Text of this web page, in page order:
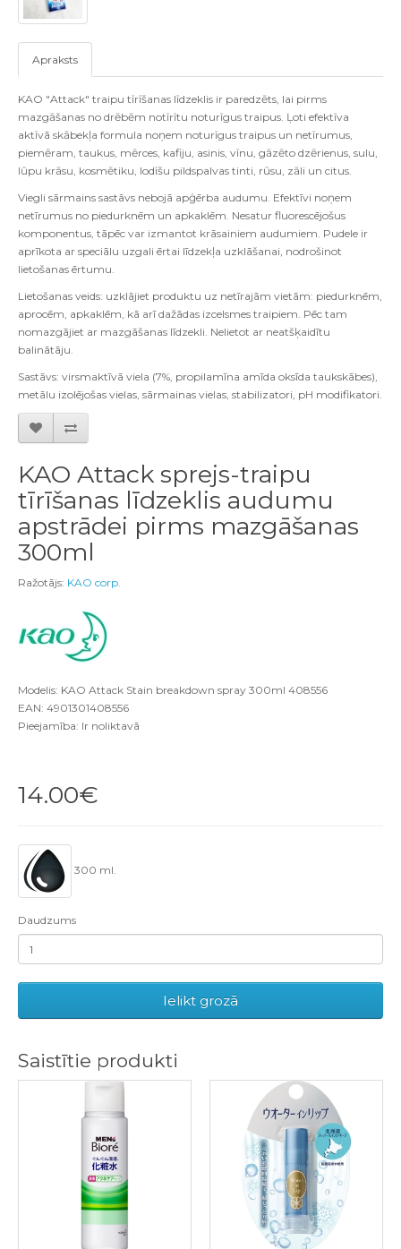
Apraksts
KAO "Attack" traipu tīrīšanas līdzeklis ir paredzēts, lai pirms
mazgāšanas no drēbēm notīrītu noturīgus traipus. Ļoti efektīva
aktīvā skābekļa formula noņem noturīgus traipus un netīrumus,
piemēram, taukus, mērces, kafiju, asinis, vīnu, gāzēto dzērienus, sulu,
lūpu krāsu, kosmētiku, lodīšu pildspalvas tinti, rūsu, zāli un citus.
Viegli sārmains sastāvs nebojā apģērba audumu. Efektīvi noņem
netīrumus no piedurknēm un apkaklēm. Nesatur fluorescējošus
komponentus, tāpēc var izmantot krāsainiem audumiem. Pudele ir
aprīkota ar speciālu uzgali ērtai līdzekļa uzklāšanai, nodrošinot
lietošanas ērtumu.
Lietošanas veids: uzklājiet produktu uz netīrajām vietām: piedurknēm,
aprocēm, apkaklēm, kā arī dažādas izcelsmes traipiem. Pēc tam
nomazgājiet ar mazgāšanas līdzekli. Nelietot ar neatšķaidītu
balinātāju.
Sastāvs: virsmaktīvā viela (7%, propilamīna amīda oksīda taukskābes),
metālu izolējošas vielas, sārmainas vielas, stabilizatori, pH modifikatori.
KAO Attack sprejs-traipu
tīrīšanas līdzeklis audumu
apstrādei pirms mazgāšanas
300ml
Ražotājs: KAO corp.
Modelis: KAO Attack Stain breakdown spray 300ml 408556
EAN: 4901301408556
Pieejamība: Ir noliktavā
14.00€
300 ml.
Daudzums
Ielikt grozā
Saistītie produkti